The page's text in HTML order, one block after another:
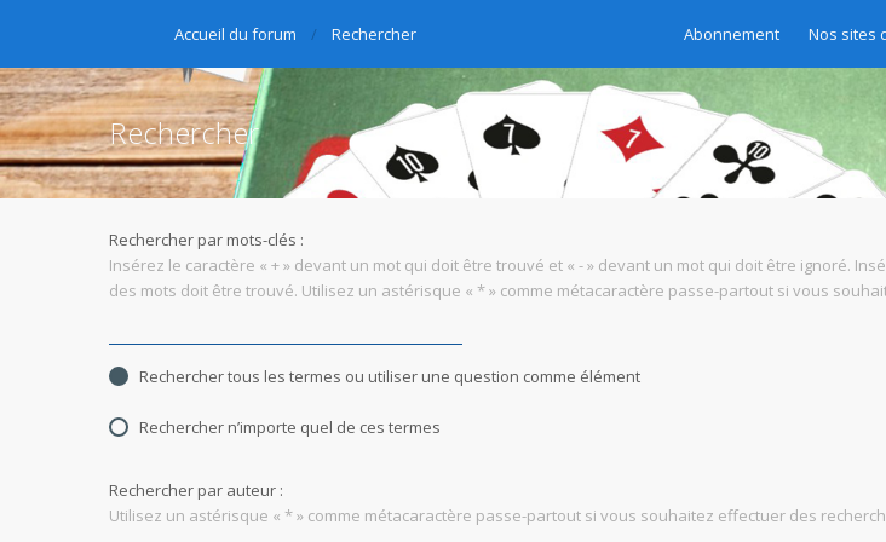
Abonnement Nos sites
Accueil du forum Rechercher
Rechercher
Rechercher par mots-clés :
Insérez le caractère « + » devant un mot qui doit être trouvé et « - » devant un mot qui doit être ignoré.
des mots doit être trouvé. Utilisez un astérisque « * » comme métacaractère passe-partout si vous
Rechercher tous les termes ou utiliser une question comme élément
Rechercher n’importe quel de ces termes
Rechercher par auteur :
Utilisez un astérisque « * » comme métacaractère passe-partout si vous souhaitez effectuer des